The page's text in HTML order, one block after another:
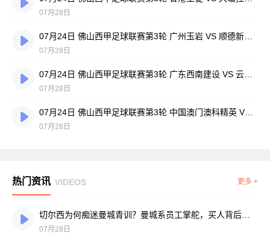
07月28日
07月28日
07月28日
07月24日 佛山西甲足球联赛第3轮 中国澳门澳科精英 VS 藝品高國際 全场录像
07月28日
热门资讯 VIDEOS 更多 +
07月28日